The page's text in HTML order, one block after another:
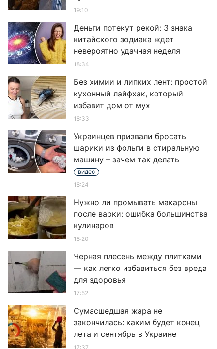
19:10
Деньги потекут рекой: 3 знака
китайского зодиака ждет
невероятно удачная неделя
18:34
Без химии и липких лент: простой
кухонный лайфхак, который
избавит дом от мух
18:33
Украинцев призвали бросать
шарики из фольги в стиральную
машину – зачем так делать
видео
18:24
Нужно ли промывать макароны
после варки: ошибка большинства
кулинаров
18:20
Черная плесень между плитками
— как легко избавиться без вреда
для здоровья
17:52
Сумасшедшая жара не
закончилась: каким будет конец
лета и сентябрь в Украине
17:37